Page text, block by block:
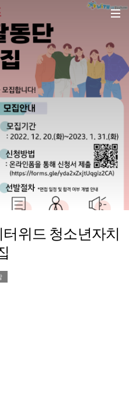
위드 청소년자치